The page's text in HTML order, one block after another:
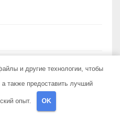
и другие технологии, чтобы
также предоставить лучший
опыт. OK